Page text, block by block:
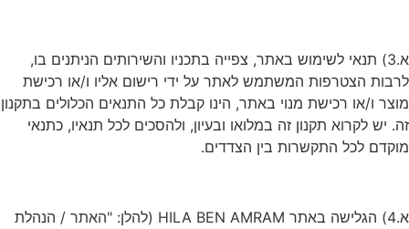
א.3) תנאי לשימוש באתר, צפייה בתכניו והשירותים הניתנים בו,
לרבות הצטרפות המשתמש לאתר על ידי רישום אליו ו/או רכישת
מוצר ו/או רכישת מנוי באתר, הינו קבלת כל התנאים הכלולים בתקנון
זה. יש לקרוא תקנון זה במלואו ובעיון, ולהסכים לכל תנאיו, כתנאי
מוקדם לכל התקשרות בין הצדדים.
א.4) הגלישה באתר HILA BEN AMRAM (להלן: "האתר / הנהלת